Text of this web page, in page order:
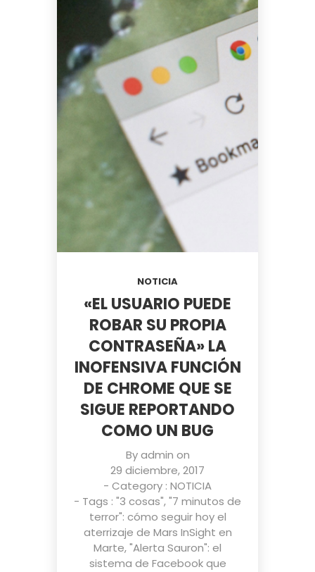
NOTICIA
«EL USUARIO PUEDE
ROBAR SU PROPIA
CONTRASEÑA» LA
INOFENSIVA FUNCIÓN
DE CHROME QUE SE
SIGUE REPORTANDO
COMO UN BUG
Byadmin on
29 diciembre, 2017
- Category : NOTICIA
- Tags : "3 cosas","7 minutos de
terror": cómo seguir hoy el
aterrizaje de Mars InSight en
Marte,"Alerta Sauron": el
sistema de Facebook que